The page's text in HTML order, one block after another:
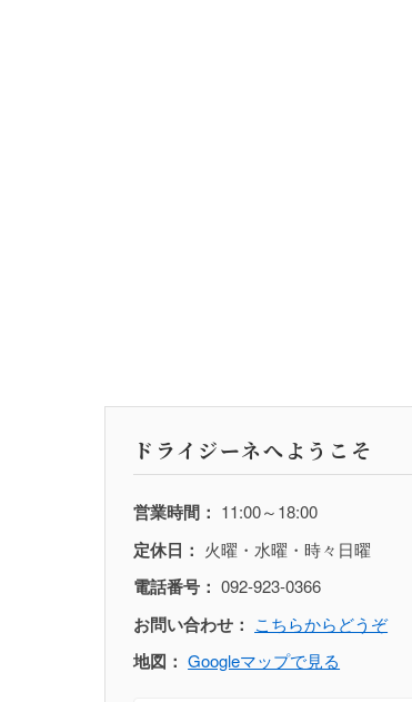
ドライジーネへようこそ
営業時間： 11:00～18:00
定休日： 火曜・水曜・時々日曜
電話番号： 092-923-0366
お問い合わせ： こちらからどうぞ
地図： Googleマップで見る